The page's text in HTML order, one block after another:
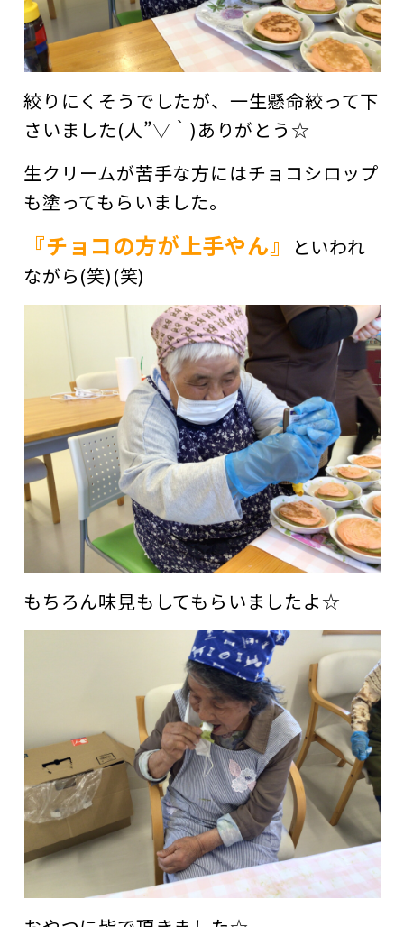
絞りにくそうでしたが、一生懸命絞って下
さいました(人”▽｀)ありがとう☆
生クリームが苦手な方にはチョコシロップ
も塗ってもらいました。
『チョコの方が上手やん』
といわれ
ながら(笑)(笑)
もちろん味見もしてもらいましたよ☆